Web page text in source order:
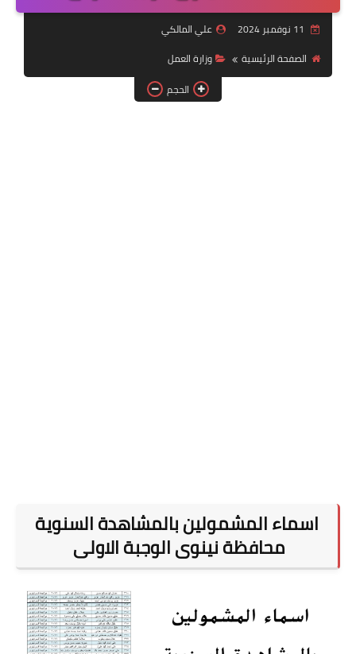
التقنية
سلف وقروض
وزارة العمل
علي المالكي
الصفحة الرئيسية
وزارة العمل
الحجم
اسماء المشمولين بالمشاهدة السنوية
محافظة نينوى الوجبة الاولى